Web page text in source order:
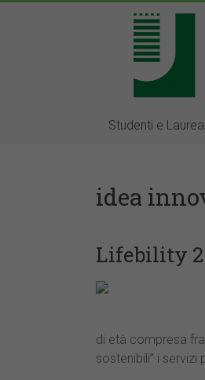
Studenti e
idea
Lifebility
di età compresa
sostenibili” i servizi